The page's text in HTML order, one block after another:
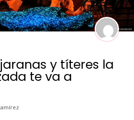
y títeres la
te va a